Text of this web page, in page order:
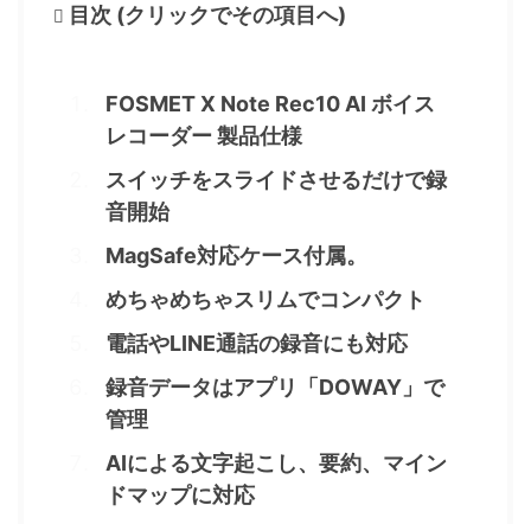
目次 (クリックでその項目へ)
FOSMET X Note Rec10 AI ボイス
レコーダー 製品仕様
スイッチをスライドさせるだけで録
音開始
MagSafe対応ケース付属。
めちゃめちゃスリムでコンパクト
電話やLINE通話の録音にも対応
録音データはアプリ「DOWAY」で
管理
AIによる文字起こし、要約、マイン
ドマップに対応